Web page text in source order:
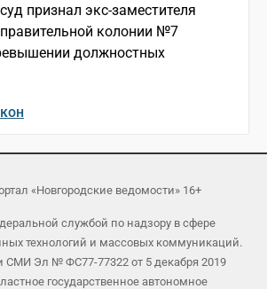
признал экс-заместителя
колонии №7
должностных
«Новгородские ведомости» 16+
службой по надзору в сфере
технологий и массовых коммуникаций.
СМИ Эл № ФС77-77322 от 5 декабря 2019
государственное автономное